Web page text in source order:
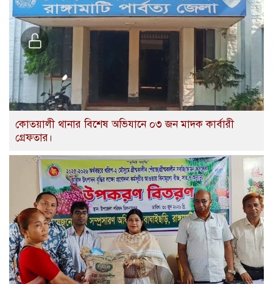
কোতয়ালী থানার বিশেষ অভিযানে ০৩ জন মাদক কার্বারী
গ্রেফতার।